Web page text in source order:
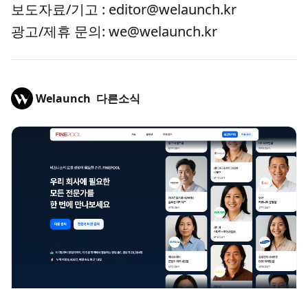
보도자료/기고 : editor@welaunch.kr
광고/제휴 문의: we@welaunch.kr
Welaunch 다른소식